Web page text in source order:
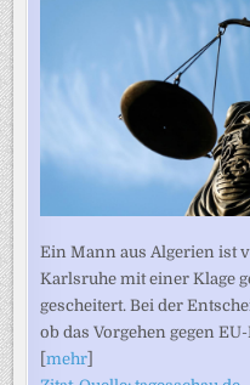
Ein Mann aus Algerien ist
Karlsruhe mit einer Klage
gescheitert. Bei der
ob das Vorgehen gegen
[mehr]